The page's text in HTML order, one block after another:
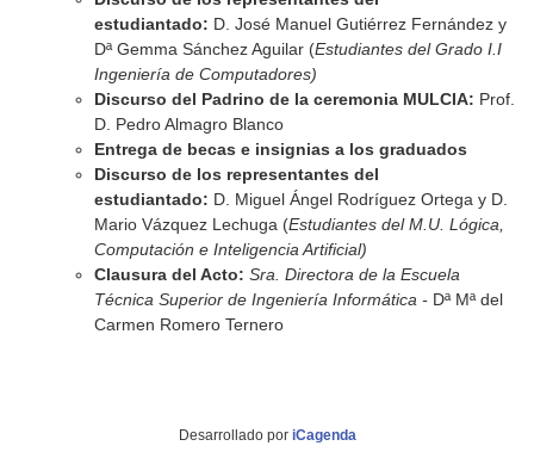
estudiantado: D. José Manuel Gutiérrez Fernández y
Dª Gemma Sánchez Aguilar (Estudiantes del Grado I.I
Ingeniería de Computadores)
Discurso del Padrino de la ceremonia MULCIA: Prof.
D. Pedro Almagro Blanco
Entrega de becas e insignias a los graduados
Discurso de los representantes del
estudiantado: D. Miguel Ángel Rodríguez Ortega y D.
Mario Vázquez Lechuga (Estudiantes del M.U. Lógica,
Computación e Inteligencia Artificial)
Clausura del Acto: Sra. Directora de la Escuela
Técnica Superior de Ingeniería Informática - Dª Mª del
Carmen Romero Ternero
Desarrollado por iCagenda